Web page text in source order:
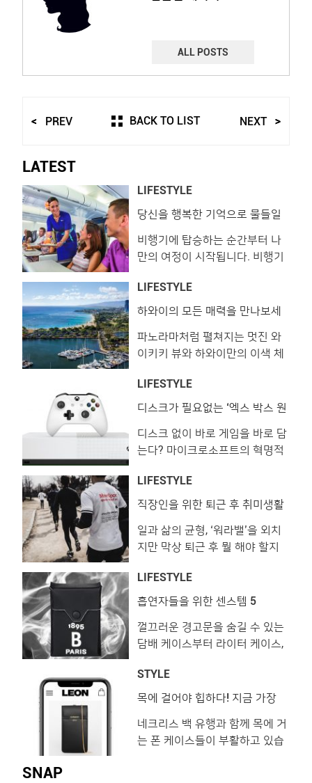
ALL POSTS
PREV BACK TO LIST NEXT
LATEST
LIFESTYLE
당신을 행복한 기억으로 물들일
비행기에 탑승하는 순간부터 나
만의 여정이 시작됩니다. 비행기
첫인상이기에 중요합니다. 여행
자는 즐길 거리와 기내식을 기대
스맨이라면 피로를 달래줄 고품
격 서비스가 필요하겠죠. 길고도
행복으로 아로새기고 싶다면 하
와이안항공이 정답입니다. 개별
장착한 LCD 모니터를 통해 최신
영화, TV 프로그램 등을 시청할
�
LIFESTYLE
하와이의 모든 매력을 만나보세
파노라마처럼 펼쳐지는 멋진 와
이키키 뷰와 하와이만의 이색 체
프린스 와이키키. 이곳에서 보내
는 시간은 평소 쉽게 접할 수 없
는 기회를 선사합니다. 프린스 와
이키키에서 바라다보이는 알라와
크. 하와이의 모든 것을 담은 프
린스 와이키키 새하얀 백사장과
절벽 등 바라보기만 해도 절로 감
탄하게 되는 하와이 �
LIFESTYLE
디스크가 필요없는 ‘엑스 박스 원
디스크 없이 바로 게임을 바로 담
는다? 마이크로소프트의 혁명적
디지털 에디션’! 마이크로소프트
가 지난 16일(현지 시각) ‘엑스
공개했습니다. 이 새로운 엑스 박
스는 블루레이 드라이브가 제거
을 구매하고 플레이하는 신개념
게임 콘솔입니다. 구매 시 기기에
트 X box’, ‘씨 오브 시�
LIFESTYLE
직장인을 위한 퇴근 후 취미생활
일과 삶의 균형, ‘워라밸’을 외치
지만 막상 퇴근 후 뭘 해야 할지
합니다. 시간도, 장소도, 테마도
내 마음대로! 부담 없이 취미 생
로젝트 @naamezip 남의 집 거
실에서 취향을 나누는 ‘남의집 프
진 집주인의 거실에 방문해 공통
된 주제로 교감하며 시간을 보내
로 채워진 호스트의 거실에서 음
악을 감상하기도 �
LIFESTYLE
흡연자들을 위한 센스템 5
껄끄러운 경고문을 숨길 수 있는
담배 케이스부터 라이터 케이스,
지. 흡연자들을 위한 감각적이고
센스 넘치는 아이템들을 모아봤
시가렛 홀더 ‘ICON’ 로고가 더해
진 실리콘 소재의 시가렛 홀더 75
STYLE
목에 걸어야 힙하다! 지금 가장
네크리스 백 유행과 함께 목에 거
는 폰 케이스들이 부활하고 있습
SNAP